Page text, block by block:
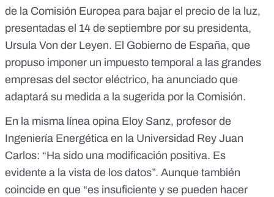
de la Comisión Europea para bajar el precio de la luz,
presentadas el 14 de septiembre por su presidenta,
Ursula Von der Leyen. El Gobierno de España, que
propuso imponer un impuesto temporal a las grandes
empresas del sector eléctrico, ha anunciado que
adaptará su medida a la sugerida por la Comisión.
En la misma línea opina Eloy Sanz, profesor de
Ingeniería Energética en la Universidad Rey Juan
Carlos: “Ha sido una modificación positiva. Es
evidente a la vista de los datos”. Aunque también
coincide en que “es insuficiente y se pueden hacer